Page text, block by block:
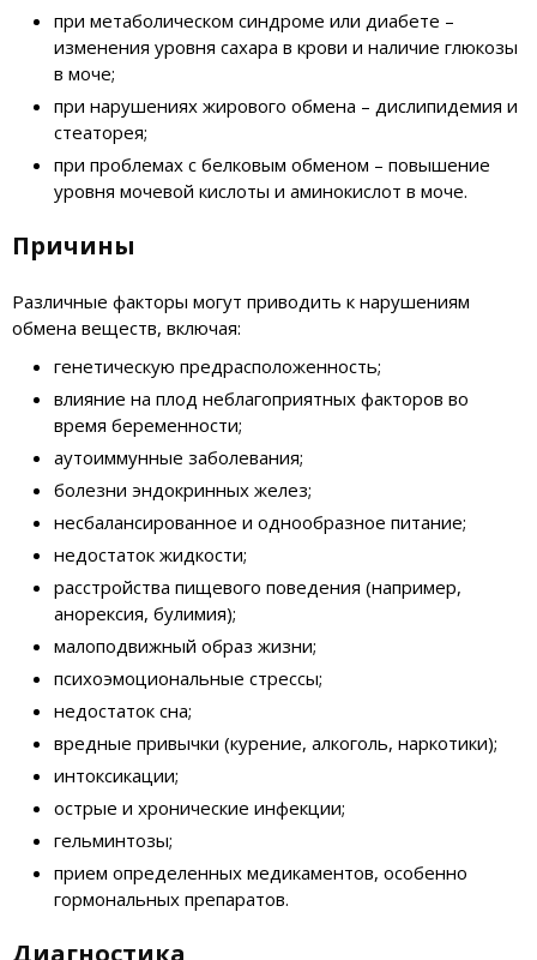
при метаболическом синдроме или диабете –
изменения уровня сахара в крови и наличие глюкозы
в моче;
при нарушениях жирового обмена – дислипидемия и
стеаторея;
при проблемах с белковым обменом – повышение
уровня мочевой кислоты и аминокислот в моче.
Причины
Различные факторы могут приводить к нарушениям
обмена веществ, включая:
генетическую предрасположенность;
влияние на плод неблагоприятных факторов во
время беременности;
аутоиммунные заболевания;
болезни эндокринных желез;
несбалансированное и однообразное питание;
недостаток жидкости;
расстройства пищевого поведения (например,
анорексия, булимия);
малоподвижный образ жизни;
психоэмоциональные стрессы;
недостаток сна;
вредные привычки (курение, алкоголь, наркотики);
интоксикации;
острые и хронические инфекции;
гельминтозы;
прием определенных медикаментов, особенно
гормональных препаратов.
Диагностика